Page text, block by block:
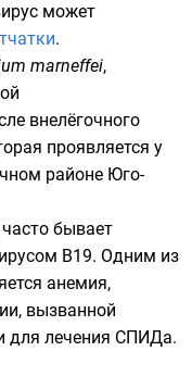
может
.
marneffei,
внелёгочного
проявляется у
районе Юго-
бывает
В19. Одним из
анемия,
вызванной
для лечения СПИДа.